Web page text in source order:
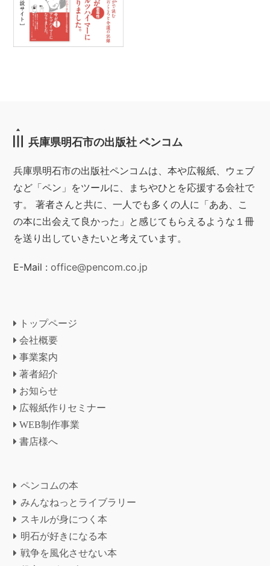
兵庫県明石市の出版社 ペンコム
兵庫県明石市の出版社ペンコムは、本や広報紙、ウェブ
など「ペン」をツールに、まちやひとを応援する会社で
す。 著者さんと共に、一人でも多くの人に「ああ、こ
の本に出会えて良かった」と感じてもらえるような１冊
を送り出していきたいと考えています。
E-Mail :office@pencom.co.jp
トップページ
会社概要
事業案内
著者紹介
お知らせ
広報紙作りセミナー
WEB制作事業
書店様へ
ペンコムの本
みんなねっとライブラリー
スキルが身につく本
明石が好きになる本
戦争を風化させない本